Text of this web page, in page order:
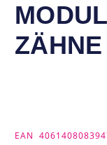
ZÄHNE
EAN